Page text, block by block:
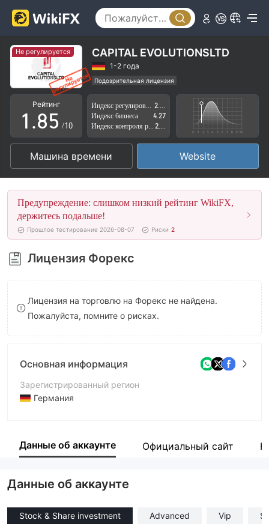
Не регулируется CAPITAL EVOLUTIONSLTD
1-2 года
Подозрительная лицензия
Регион деятельности подозрителен
Высокие потенциальные риски
Рейтинг
0
1
2
3
4
5
6
7
8
9
.
4
5
6
7
8
9
1
2
3
4
5
6
7
8
9
/10
Индекс бизнеса
4.27
Машина времени Website
Предупреждение: слишком низкий рейтинг WikiFX,
держитесь подальше!
Прошлое тестирование 2026-08-07 Риски 2
Лицензия Форекс
Лицензия на торговлю на Форекс не найдена.
Пожалуйста, помните о рисках.
Основная информация
Зарегистрированный регион
Германия
Компания
Данные об аккаунте Официальный сайт
Данные об аккаунте
Stock & Share investment Advanced Vip